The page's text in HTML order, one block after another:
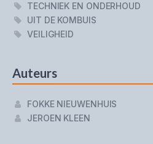
TECHNIEK EN ONDERHOUD
UIT DE KOMBUIS
VEILIGHEID
Auteurs
FOKKE NIEUWENHUIS
JEROEN KLEEN